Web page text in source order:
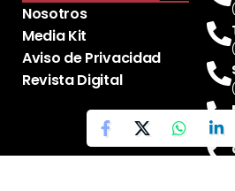
Nosotros
Media Kit
Aviso de Privacidad
Revista Digital